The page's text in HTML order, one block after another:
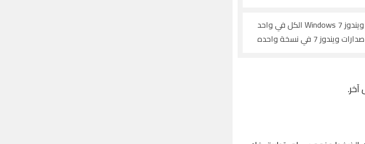
تحميل ويندوز Windows 7 الكل في واحد
جميع اصدارات ويندوز 7 في نسخة واحده